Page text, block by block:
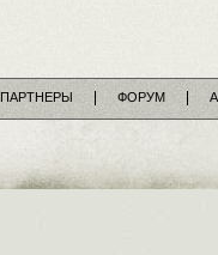
ПАРТНЕРЫ ФОРУМ